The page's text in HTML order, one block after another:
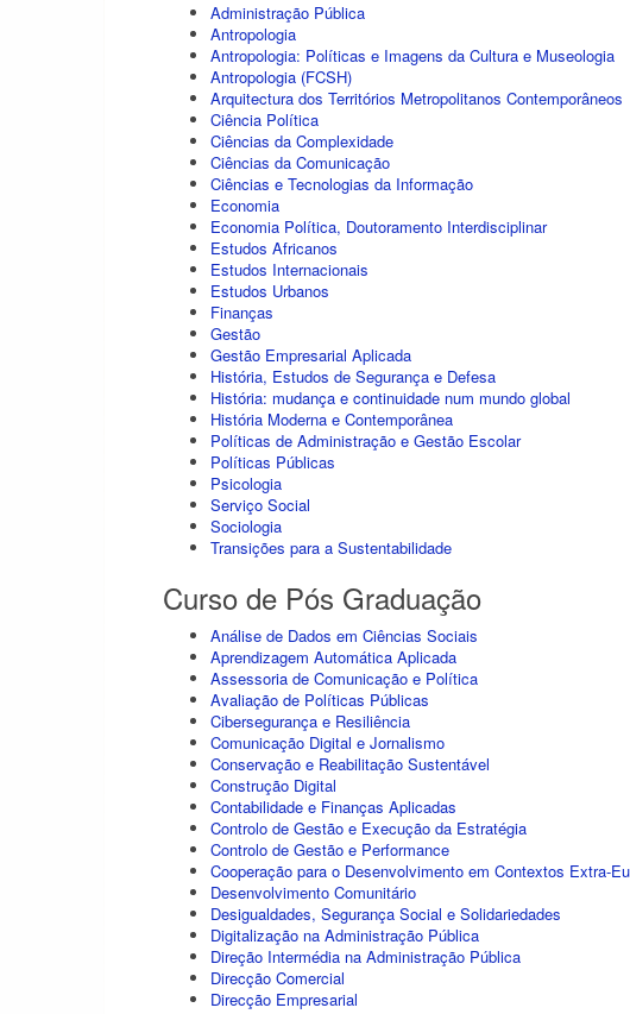
Administração Pública
Antropologia
Antropologia: Políticas e Imagens da Cultura e Museologia
Antropologia (FCSH)
Arquitectura dos Territórios Metropolitanos Contemporâneos
Ciência Política
Ciências da Complexidade
Ciências da Comunicação
Ciências e Tecnologias da Informação
Economia
Economia Política, Doutoramento Interdisciplinar
Estudos Africanos
Estudos Internacionais
Estudos Urbanos
Finanças
Gestão
Gestão Empresarial Aplicada
História, Estudos de Segurança e Defesa
História: mudança e continuidade num mundo global
História Moderna e Contemporânea
Políticas de Administração e Gestão Escolar
Políticas Públicas
Psicologia
Serviço Social
Sociologia
Transições para a Sustentabilidade
Curso de Pós Graduação
Análise de Dados em Ciências Sociais
Aprendizagem Automática Aplicada
Assessoria de Comunicação e Política
Avaliação de Políticas Públicas
Cibersegurança e Resiliência
Comunicação Digital e Jornalismo
Conservação e Reabilitação Sustentável
Construção Digital
Contabilidade e Finanças Aplicadas
Controlo de Gestão e Execução da Estratégia
Controlo de Gestão e Performance
Cooperação para o Desenvolvimento em Contextos Extra-
Desenvolvimento Comunitário
Desigualdades, Segurança Social e Solidariedades
Digitalização na Administração Pública
Direção Intermédia na Administração Pública
Direcção Comercial
Direcção Empresarial